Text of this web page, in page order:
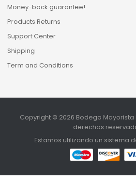
Money-back guarantee!
Products Returns
Support Center
Shipping
Term and Conditions
Copyright © 2026 Bodega Mayorista
derechos
Estamos utilizando un sistema